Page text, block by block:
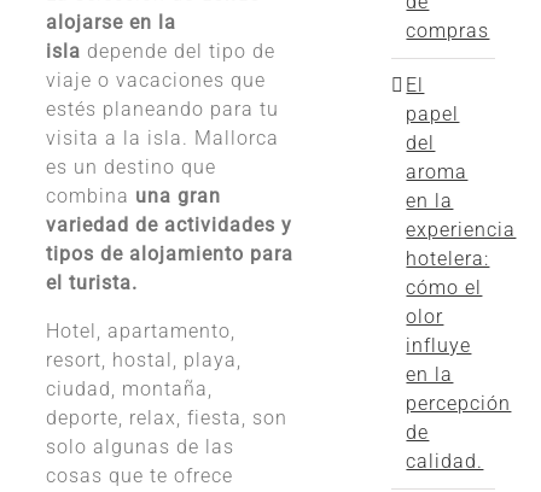
alojarse en la
isla depende del tipo de
viaje o vacaciones que
estés planeando para tu
visita a la isla. Mallorca
es un destino que
combina una gran
variedad de actividades y
tipos de alojamiento para
el turista.
Hotel, apartamento,
resort, hostal, playa,
ciudad, montaña,
deporte, relax, fiesta, son
solo algunas de las
cosas que te ofrece
compras
El
papel
del
aroma
en la
experiencia
hotelera:
cómo el
olor
influye
en la
percepción
de
calidad.